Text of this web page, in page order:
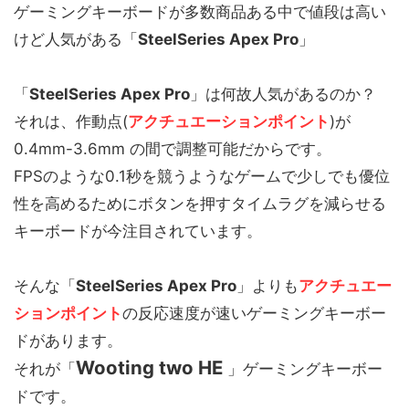
ゲーミングキーボードが多数商品ある中で値段は高い
けど人気がある「 SteelSeries Apex Pro 」
「 SteelSeries Apex Pro 」は何故人気があるのか？
それは、 作動点(アクチュエーションポイント )が
0.4mm-3.6mm の間で調整可能だからです。
FPSのような0.1秒を競うようなゲームで少しでも優位
性を高めるためにボタンを押すタイムラグを減らせる
キーボードが今注目されています。
そんな「 SteelSeries Apex Pro 」よりもアクチュエー
ションポイントの反応速度が速いゲーミングキーボー
ドがあります。
それが「 Wooting two HE 」ゲーミングキーボー
ドです。